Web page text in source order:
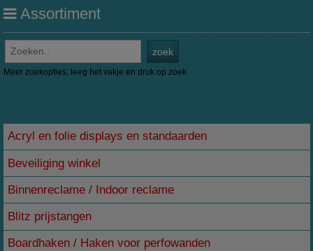
Assortiment
Meer zoekopties, leeg het vakje en druk op zoek
Acryl en folie displays en standaarden
Beveiliging winkel
Binnenreclame / Indoor reclame
Blitz prijstangen
Boardhaken / Haken voor perfowanden